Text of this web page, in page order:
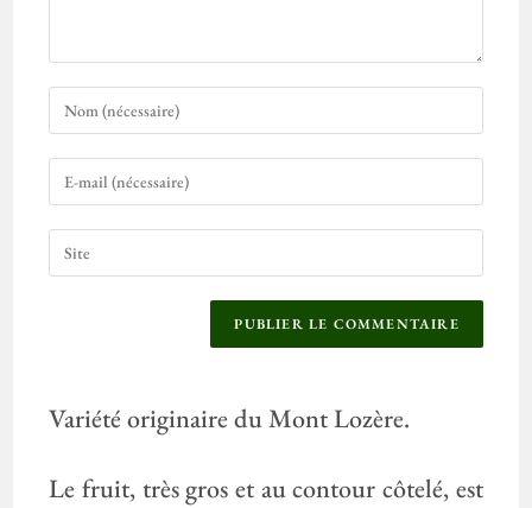
Variété originaire du Mont Lozère.
Le fruit, très gros et au contour côtelé, est